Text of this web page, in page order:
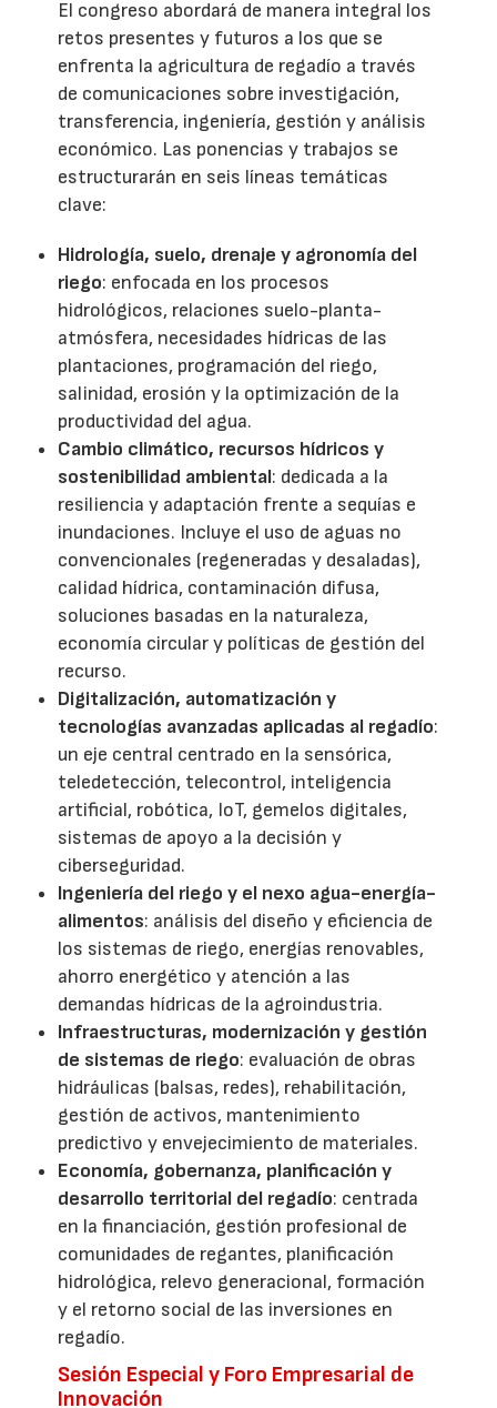
El congreso abordará de manera integral los
retos presentes y futuros a los que se
enfrenta la agricultura de regadío a través
de comunicaciones sobre investigación,
transferencia, ingeniería, gestión y análisis
económico. Las ponencias y trabajos se
estructurarán en seis líneas temáticas
clave:
Hidrología, suelo, drenaje y agronomía del
riego: enfocada en los procesos
hidrológicos, relaciones suelo-planta-
atmósfera, necesidades hídricas de las
plantaciones, programación del riego,
salinidad, erosión y la optimización de la
productividad del agua.
Cambio climático, recursos hídricos y
sostenibilidad ambiental: dedicada a la
resiliencia y adaptación frente a sequías e
inundaciones. Incluye el uso de aguas no
convencionales (regeneradas y desaladas),
calidad hídrica, contaminación difusa,
soluciones basadas en la naturaleza,
economía circular y políticas de gestión del
recurso.
Digitalización, automatización y
tecnologías avanzadas aplicadas al regadío:
un eje central centrado en la sensórica,
teledetección, telecontrol, inteligencia
artificial, robótica, IoT, gemelos digitales,
sistemas de apoyo a la decisión y
ciberseguridad.
Ingeniería del riego y el nexo agua-energía-
alimentos: análisis del diseño y eficiencia de
los sistemas de riego, energías renovables,
ahorro energético y atención a las
demandas hídricas de la agroindustria.
Infraestructuras, modernización y gestión
de sistemas de riego: evaluación de obras
hidráulicas (balsas, redes), rehabilitación,
gestión de activos, mantenimiento
predictivo y envejecimiento de materiales.
Economía, gobernanza, planificación y
desarrollo territorial del regadío: centrada
en la financiación, gestión profesional de
comunidades de regantes, planificación
hidrológica, relevo generacional, formación
y el retorno social de las inversiones en
regadío.
Sesión Especial y Foro Empresarial de
Innovación